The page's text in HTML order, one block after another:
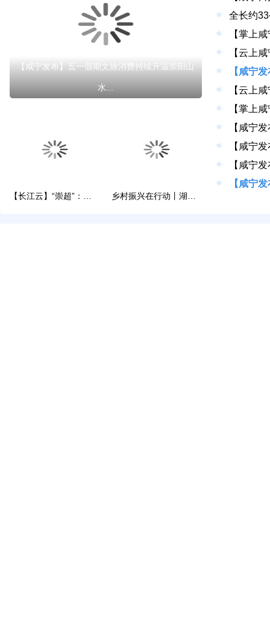
【咸宁发布】五一假期文旅消费持续升温崇阳山
水...
【长江云】“崇超”：球票5元，热爱无价 乡村振兴在行动丨湖北崇阳：以多元路径解锁乡村...